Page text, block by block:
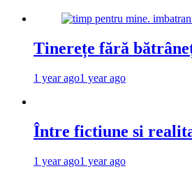
Tinerețe fără
1 year ago1 year ago
Între fictiune si
1 year ago1 year ago